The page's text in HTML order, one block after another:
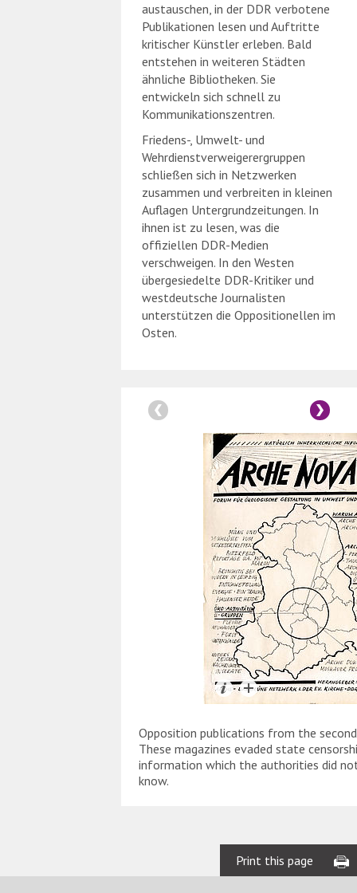
austauschen, in der DDR verbotene
Publikationen lesen und Auftritte
kritischer Künstler erleben. Bald
entstehen in weiteren Städten
ähnliche Bibliotheken. Sie
entwickeln sich schnell zu
Kommunikationszentren.
Friedens-, Umwelt- und
Wehrdienstverweigerergruppen
schließen sich in Netzwerken
zusammen und verbreiten in kleinen
Auflagen Untergrundzeitungen. In
ihnen ist zu lesen, was die
offiziellen DDR-Medien
verschweigen. In den Westen
übergesiedelte DDR-Kritiker und
westdeutsche Journalisten
unterstützen die Oppositionellen im
Osten.
Opposition publications from the
These magazines evaded state
information which the authorities did
know.
Print this page